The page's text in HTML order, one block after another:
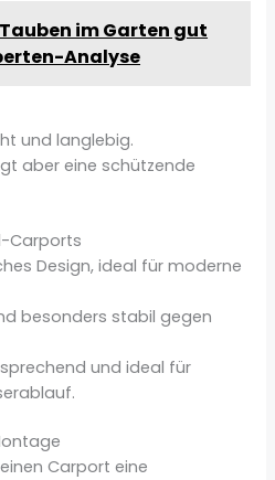
Tauben im Garten gut
Analyse
und langlebig.
aber eine schützende
Carports
Design, ideal für moderne
besonders stabil gegen
und ideal für
Carport eine